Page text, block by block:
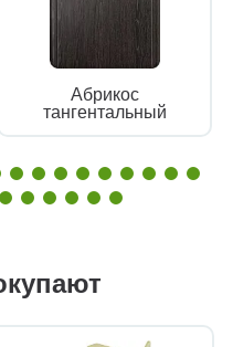
Абрикос
тангентальный